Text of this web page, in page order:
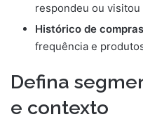
respondeu ou visitou
Histórico de
frequência e
Defina
e contexto